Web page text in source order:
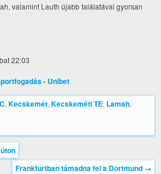
valamint Lauth újabb találatával gyorsan
22:03
, Kecskemét, Kecskeméti TE, Lamah,
Frankfurtban támadna fel a Dortmund →